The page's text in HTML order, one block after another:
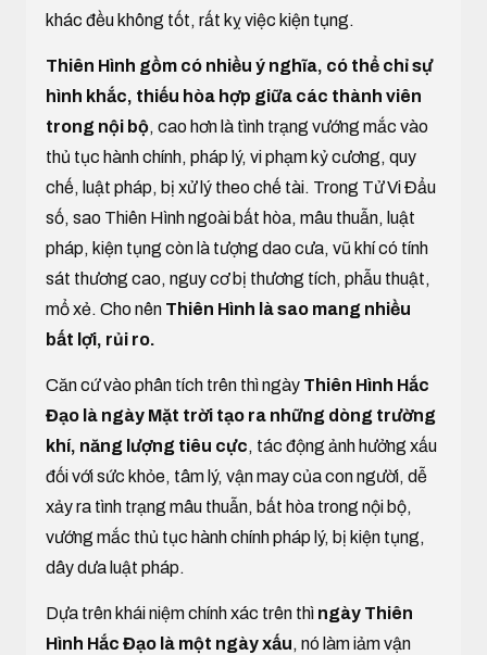
khác đều không tốt, rất kỵ việc kiện tụng.
Thiên Hình gồm có nhiều ý nghĩa, có thể chỉ sự
hình khắc, thiếu hòa hợp giữa các thành viên
trong nội bộ, cao hơn là tình trạng vướng mắc vào
thủ tục hành chính, pháp lý, vi phạm kỷ cương, quy
chế, luật pháp, bị xử lý theo chế tài. Trong Tử Vi Đẩu
số, sao Thiên Hình ngoài bất hòa, mâu thuẫn, luật
pháp, kiện tụng còn là tượng dao cưa, vũ khí có tính
sát thương cao, nguy cơ bị thương tích, phẫu thuật,
mổ xẻ. Cho nên Thiên Hình là sao mang nhiều
bất lợi, rủi ro.
Căn cứ vào phân tích trên thì ngày Thiên Hình Hắc
Đạo là ngày Mặt trời tạo ra những dòng trường
khí, năng lượng tiêu cực, tác động ảnh hưởng xấu
đối với sức khỏe, tâm lý, vận may của con người, dễ
xảy ra tình trạng mâu thuẫn, bất hòa trong nội bộ,
vướng mắc thủ tục hành chính pháp lý, bị kiện tụng,
dây dưa luật pháp.
Dựa trên khái niệm chính xác trên thì ngày Thiên
Hình Hắc Đạo là một ngày xấu, nó làm iảm vận